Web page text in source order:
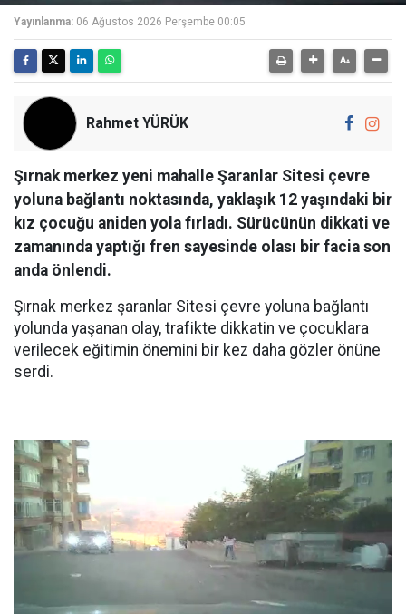
Yayınlanma: 06 Ağustos 2026 Perşembe 00:05
Rahmet YÜRÜK
Şırnak merkez yeni mahalle Şaranlar Sitesi çevre
yoluna bağlantı noktasında, yaklaşık 12 yaşındaki bir
kız çocuğu aniden yola fırladı. Sürücünün dikkati ve
zamanında yaptığı fren sayesinde olası bir facia son
anda önlendi.
Şırnak merkez şaranlar Sitesi çevre yoluna bağlantı
yolunda yaşanan olay, trafikte dikkatin ve çocuklara
verilecek eğitimin önemini bir kez daha gözler önüne
serdi.